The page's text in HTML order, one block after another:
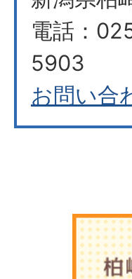
電話：
5903
お問い合